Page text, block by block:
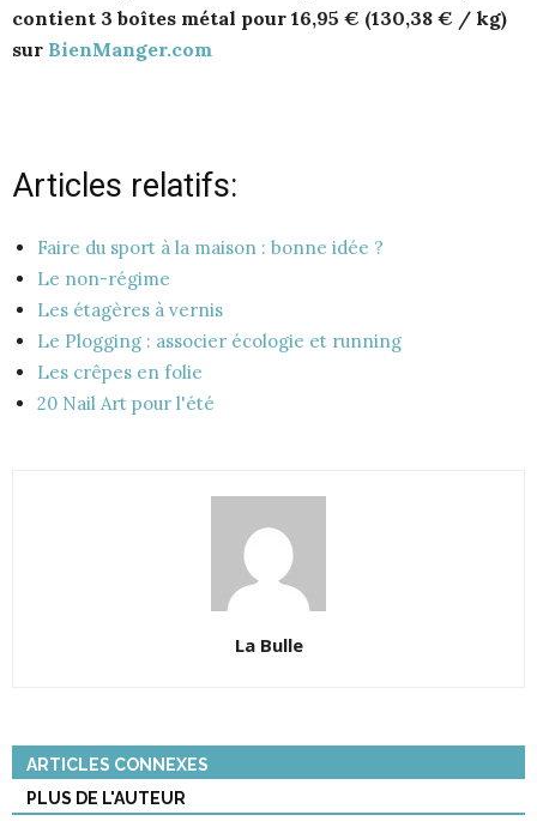
contient 3 boîtes métal pour 16,95 € (130,38 € / kg)
sur BienManger.com
Articles relatifs:
Faire du sport à la maison : bonne idée ?
Le non-régime
Les étagères à vernis
Le Plogging : associer écologie et running
Les crêpes en folie
20 Nail Art pour l'été
La Bulle
ARTICLES CONNEXES
PLUS DE L'AUTEUR